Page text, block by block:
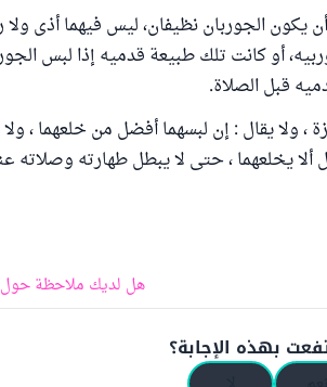
يكون الجوربان نظيفان، ليس فيهما أذى
أو كانت تلك طبيعة قدميه إذا لبس
قبل الصلاة.
ولا يقال : إن لبسهما أفضل من خلعهما ، ولا
يخلعهما ، حتى لا يبطل طهارته وصلاته
هل لديك ملاحظة
بهذه الإجابة؟